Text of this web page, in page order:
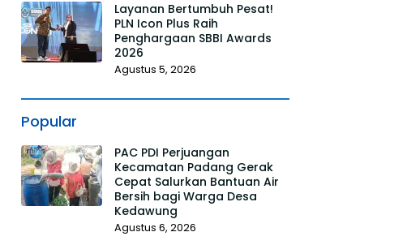
Layanan Bertumbuh Pesat!
PLN Icon Plus Raih
Penghargaan SBBI Awards
2026
Agustus 5, 2026
Popular
PAC PDI Perjuangan
Kecamatan Padang Gerak
Cepat Salurkan Bantuan Air
Bersih bagi Warga Desa
Kedawung
Agustus 6, 2026